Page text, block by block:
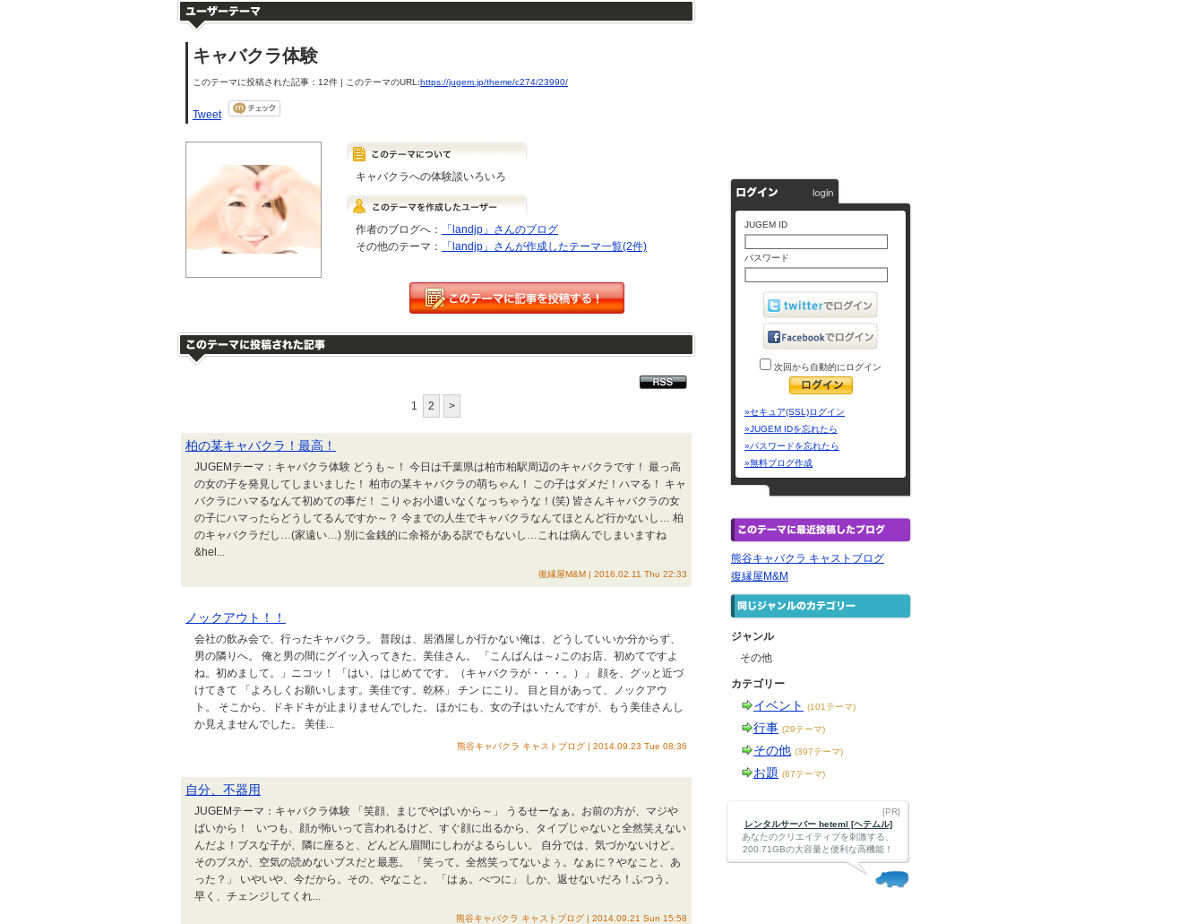
キャバクラ体験
このテーマに投稿された記事：12件 | このテーマのURL:https://jugem.jp/theme/c274/23990/
Tweet
キャバクラへの体験談いろいろ
作者のブログへ：
「landjp」さんのブログ
その他のテーマ：
「landjp」さんが作成したテーマ一覧(2件)
1 2 >
柏の某キャバクラ！最高！
JUGEMテーマ：キャバクラ体験 どうも～！ 今日は千葉県は柏市柏駅周辺のキャバクラです！ 最っ高
の女の子を発見してしまいました！ 柏市の某キャバクラの萌ちゃん！ この子はダメだ！ハマる！ キャ
バクラにハマるなんて初めての事だ！ こりゃお小遣いなくなっちゃうな！(笑) 皆さんキャバクラの女
の子にハマったらどうしてるんですか～？ 今までの人生でキャバクラなんてほとんど行かないし… 柏
のキャバクラだし…(家遠い…) 別に金銭的に余裕がある訳でもないし…これは病んでしまいますね
&hel...
復縁屋M&M | 2016.02.11 Thu 22:33
ノックアウト！！
会社の飲み会で、行ったキャバクラ。 普段は、居酒屋しか行かない俺は、どうしていいか分からず、
男の隣りへ。 俺と男の間にグイッ入ってきた、美佳さん。 「こんばんは～♪このお店、初めてですよ
ね。初めまして。」ニコッ！ 「はい、はじめてです。（キャバクラが・・・。）」 顔を、グッと近づ
けてきて 「よろしくお願いします。美佳です。乾杯」 チン にこり。 目と目があって、ノックアウ
ト。 そこから、ドキドキが止まりませんでした。 ほかにも、女の子はいたんですが、もう美佳さんし
か見えませんでした。 美佳...
熊谷キャバクラ キャストブログ | 2014.09.23 Tue 08:36
自分、不器用
JUGEMテーマ：キャバクラ体験 「笑顔、まじでやばいから～」 うるせーなぁ。お前の方が、マジや
ばいから！ いつも、顔が怖いって言われるけど、すぐ顔に出るから、タイプじゃないと全然笑えない
んだよ！ブスな子が、隣に座ると、どんどん眉間にしわがよるらしい。 自分では、気づかないけど。
そのブスが、空気の読めないブスだと最悪。 「笑って。全然笑ってないよぅ。なぁに？やなこと、あ
った？」 いやいや、今だから。その、やなこと。 「はぁ。べつに」 しか、返せないだろ！ふつう。
早く、チェンジしてくれ...
熊谷キャバクラ キャストブログ | 2014.09.21 Sun 15:58
JUGEM ID
パスワード
次回から自動的にログイン
»セキュア(SSL)ログイン
»JUGEM IDを忘れたら
»パスワードを忘れたら
»無料ブログ作成
熊谷キャバクラ キャストブログ
復縁屋M&M
ジャンル
その他
カテゴリー
イベント (101テーマ)
行事 (29テーマ)
その他 (397テーマ)
お題 (67テーマ)
[PR]
レンタルサーバー heteml [ヘテムル]
あなたのクリエイティブを刺激する、
200.71GBの大容量と便利な高機能！